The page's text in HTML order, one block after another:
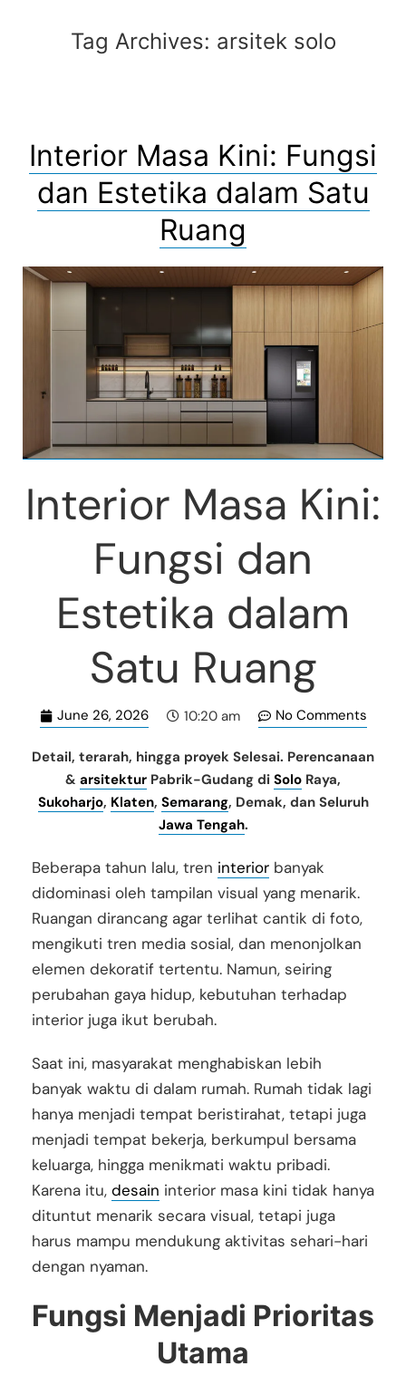
Tag Archives: arsitek solo
Interior Masa Kini: Fungsi
dan Estetika dalam Satu
Ruang
Interior Masa Kini:
Fungsi dan
Estetika dalam
Satu Ruang
June 26, 2026 10:20 am No Comments
Detail, terarah, hingga proyek Selesai. Perencanaan
& arsitektur Pabrik-Gudang di Solo Raya,
Sukoharjo, Klaten, Semarang, Demak, dan Seluruh
Jawa Tengah.
Beberapa tahun lalu, tren interior banyak
didominasi oleh tampilan visual yang menarik.
Ruangan dirancang agar terlihat cantik di foto,
mengikuti tren media sosial, dan menonjolkan
elemen dekoratif tertentu. Namun, seiring
perubahan gaya hidup, kebutuhan terhadap
interior juga ikut berubah.
Saat ini, masyarakat menghabiskan lebih
banyak waktu di dalam rumah. Rumah tidak lagi
hanya menjadi tempat beristirahat, tetapi juga
menjadi tempat bekerja, berkumpul bersama
keluarga, hingga menikmati waktu pribadi.
Karena itu, desain interior masa kini tidak hanya
dituntut menarik secara visual, tetapi juga
harus mampu mendukung aktivitas sehari-hari
dengan nyaman.
Fungsi Menjadi Prioritas
Utama